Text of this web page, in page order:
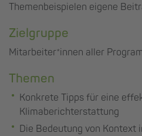
Themenbeispielen eigene
Zielgruppe
Mitarbeiter*innen aller
Themen
Konkrete Tipps für eine
Klimaberichterstattung
Die Bedeutung von Kontext